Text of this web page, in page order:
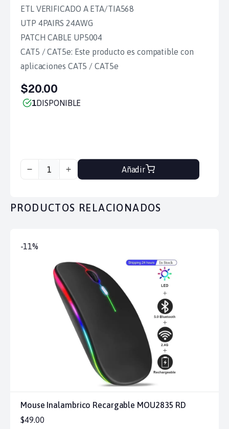
ETL VERIFICADO A ETA/TIA568
UTP 4PAIRS 24AWG
PATCH CABLE UP5004
CAT5 / CAT5e: Este producto es compatible con
aplicaciones CAT5 / CAT5e
$20.00
1DISPONIBLE
Añadir
PRODUCTOS RELACIONADOS
-11%
Mouse Inalambrico Recargable MOU2835 RD
$49.00